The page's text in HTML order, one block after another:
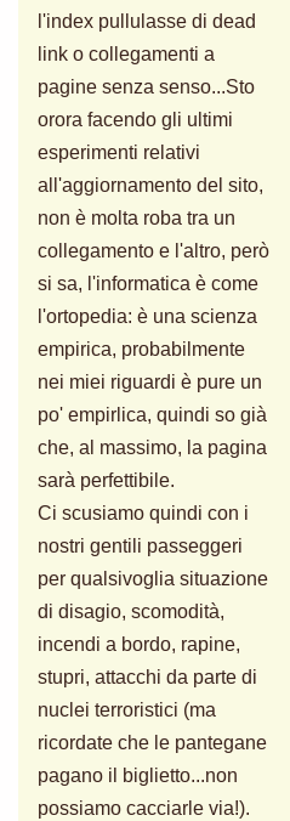
l'index pullulasse di dead
link o collegamenti a
pagine senza senso...Sto
orora facendo gli ultimi
esperimenti relativi
all'aggiornamento del sito,
non è molta roba tra un
collegamento e l'altro, però
si sa, l'informatica è come
l'ortopedia: è una scienza
empirica, probabilmente
nei miei riguardi è pure un
po' empirlica, quindi so già
che, al massimo, la pagina
sarà perfettibile.
Ci scusiamo quindi con i
nostri gentili passeggeri
per qualsivoglia situazione
di disagio, scomodità,
incendi a bordo, rapine,
stupri, attacchi da parte di
nuclei terroristici (ma
ricordate che le pantegane
pagano il biglietto...non
possiamo cacciarle via!).